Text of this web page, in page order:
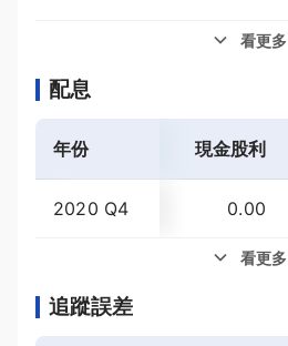
看更多
配息
年份 現金股利
2020 Q4 0.00
看更多
追蹤誤差